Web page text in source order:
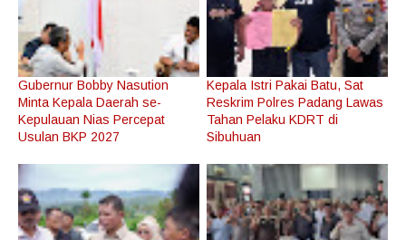
Gubernur Bobby Nasution
Minta Kepala Daerah se-
Kepulauan Nias Percepat
Usulan BKP 2027
Kepala Istri Pakai Batu, Sat
Reskrim Polres Padang Lawas
Tahan Pelaku KDRT di
Sibuhuan